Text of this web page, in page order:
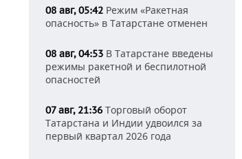
08 авг, 05:42 Режим «Ракетная
опасность» в Татарстане отменен
08 авг, 04:53 В Татарстане введены
режимы ракетной и беспилотной
опасностей
07 авг, 21:36 Торговый оборот
Татарстана и Индии удвоился за
первый квартал 2026 года